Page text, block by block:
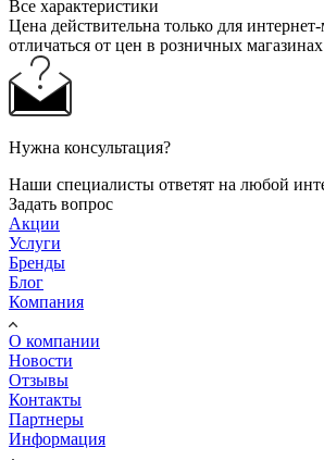
Все характеристики
Цена действительна только для
отличаться от цен в розничных магазинах
Нужна консультация?
Наши специалисты ответят на любой
Задать вопрос
Акции
Услуги
Бренды
Блог
Компания
О компании
Новости
Отзывы
Контакты
Партнеры
Информация